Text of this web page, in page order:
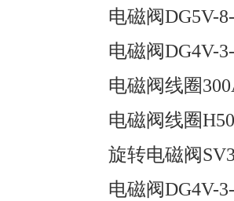
电磁阀DG5V-
电磁阀DG4V-
电磁阀线圈
电磁阀线圈
旋转电磁阀
电磁阀DG4V-